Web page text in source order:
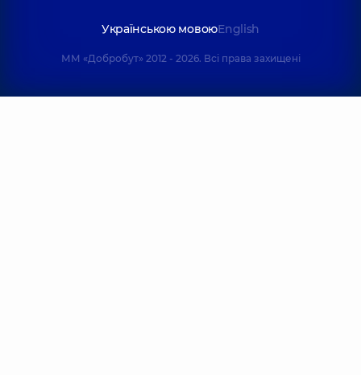
Українською мовоюEnglish
ММ «Добробут» 2012 - 2026. Всі права захищені